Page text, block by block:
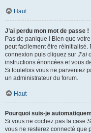
Haut
J’ai perdu mon mot de passe !
Pas de panique ! Bien que
peut facilement être réinitialisé.
connexion puis cliquez sur J’ai
instructions énoncées et vous
Si toutefois vous ne parveniez
un administrateur du forum.
Haut
Pourquoi suis-je
Si vous ne cochez pas la case
vous ne resterez connecté que